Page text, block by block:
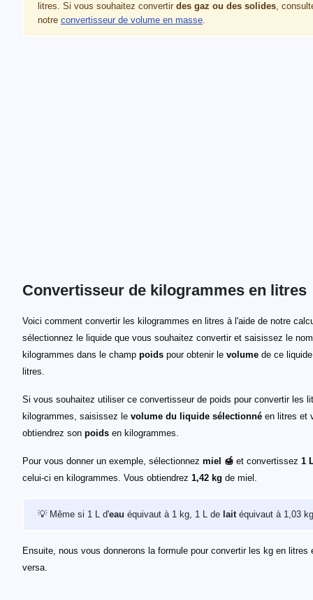
litres. Si vous souhaitez convertir des gaz ou des solides,
notre convertisseur de volume en masse.
Convertisseur de kilogrammes en litres
Voici comment convertir les kilogrammes en litres à l'aide de notre
sélectionnez le liquide que vous souhaitez convertir et saisissez le
kilogrammes dans le champ poids pour obtenir le volume de ce
litres.
Si vous souhaitez utiliser ce convertisseur de poids pour convertir les
kilogrammes, saisissez le volume du liquide sélectionné en litres et
obtiendrez son poids en kilogrammes.
Pour vous donner un exemple, sélectionnez miel 🍯 et convertissez 1
celui-ci en kilogrammes. Vous obtiendrez 1,42 kg de miel.
💡 Même si 1 L d'eau équivaut à 1 kg, 1 L de laitéquivaut à 1,03
Ensuite, nous vous donnerons la formule pour convertir les kg en litres
versa.